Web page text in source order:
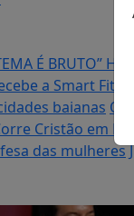
É BRUTO”
a Smart Fit
baianas
Cristão em
das mulheres